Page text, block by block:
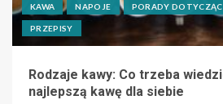
KAWA NAPOJE PORADY
PRZEPISY
Rodzaje kawy: Co trzeba
najlepszą kawę dla siebie